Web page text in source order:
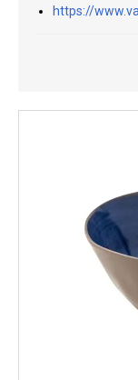
https://